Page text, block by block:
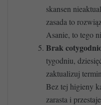
skansen
zasada to
Asanie, to tego
Brak
tygodniu,
zaktualizuj
Bez tej higieny
zarasta i